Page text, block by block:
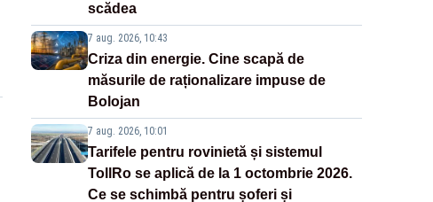
scădea
7 aug. 2026, 10:43
Criza din energie. Cine scapă de
măsurile de raționalizare impuse de
Bolojan
7 aug. 2026, 10:01
Tarifele pentru rovinietă și sistemul
TollRo se aplică de la 1 octombrie 2026.
Ce se schimbă pentru șoferi și